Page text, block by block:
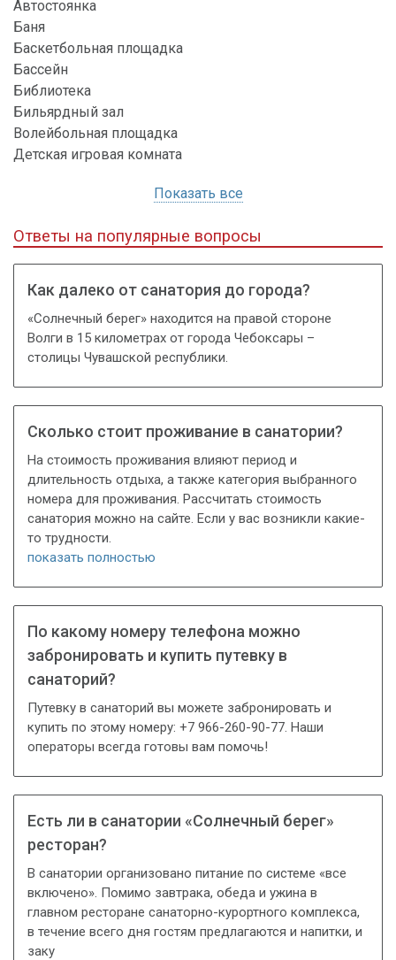
Автостоянка
Баня
Баскетбольная площадка
Бассейн
Библиотека
Бильярдный зал
Волейбольная площадка
Детская игровая комната
Показать все
Ответы на популярные вопросы
Как далеко от санатория до города?
«Солнечный берег» находится на правой стороне
Волги в 15 километрах от города Чебоксары –
столицы Чувашской республики.
Сколько стоит проживание в санатории?
На стоимость проживания влияют период и
длительность отдыха, а также категория выбранного
номера для проживания. Рассчитать стоимость
санатория можно на сайте. Если у вас возникли какие-
то трудности.
показать полностью
По какому номеру телефона можно
забронировать и купить путевку в
санаторий?
Путевку в санаторий вы можете забронировать и
купить по этому номеру: +7 966-260-90-77. Наши
операторы всегда готовы вам помочь!
Есть ли в санатории «Солнечный берег»
ресторан?
В санатории организовано питание по системе «все
включено». Помимо завтрака, обеда и ужина в
главном ресторане санаторно-курортного комплекса,
в течение всего дня гостям предлагаются и напитки, и
заку